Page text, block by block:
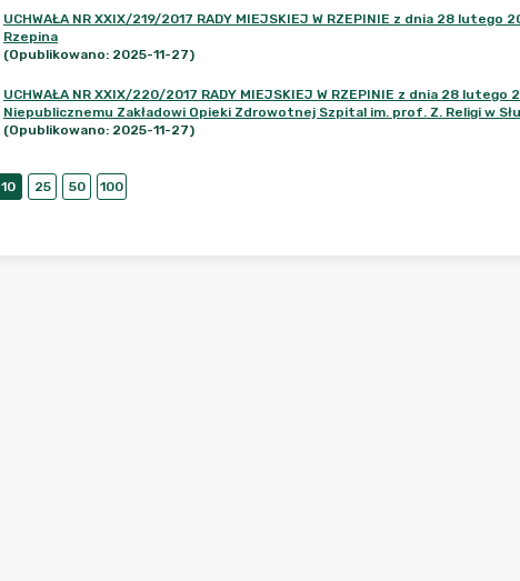
UCHWAŁA NR XXIX/219/2017 RADY MIEJSKIEJ W RZEPINIE z dnia 28
Rzepina
(Opublikowano: 2025-11-27)
UCHWAŁA NR XXIX/220/2017 RADY MIEJSKIEJ W RZEPINIE z dnia 28
Niepublicznemu Zakładowi Opieki Zdrowotnej Szpital im. prof. Z. Religi w
(Opublikowano: 2025-11-27)
10 25 50 100